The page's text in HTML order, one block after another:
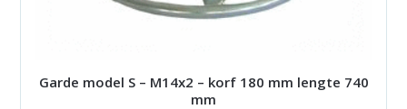
Garde model S – M14x2 – korf 180 mm lengte 740
mm